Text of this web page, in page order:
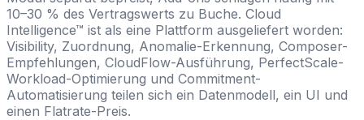
10–30 % des Vertragswerts zu Buche. Cloud
Intelligence™ ist als eine Plattform ausgeliefert worden:
Visibility, Zuordnung, Anomalie-Erkennung, Composer-
Empfehlungen, CloudFlow-Ausführung, PerfectScale-
Workload-Optimierung und Commitment-
Automatisierung teilen sich ein Datenmodell, ein UI und
einen Flatrate-Preis.